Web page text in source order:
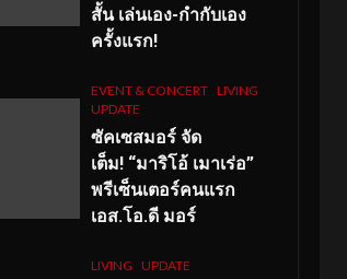
สั้น เล่นเอง-กำกับเอง
ครั้งแรก!
EVENT & CONCERT LIVING
UPDATE
ซัคเซสมอร์ จัด
เต็ม! “มาริโอ้ เมาเร่อ”
พรีเซ็นเตอร์คนแรก
เอส.โอ.ดี มอร์
LIVING UPDATE